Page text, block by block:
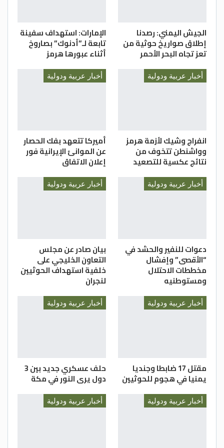
الجيش اليمني: رصدنا
إطلاق صواريخ حوثية من
تعز تجاه البحر الأحمر
الإمارات: استهداف سفينة
تابعة لـ”أدنوك” بصاروخ
أثناء عبورها هرمز
أخبار عربية ودولية
انفراج وشيك لأزمة هرمز
وواشنطن تتخوف من
نتائج عكسية للتصعيد
أخبار عربية ودولية
أميركا تتعهد بفك الحصار
عن الموانئ الإيرانية فور
إعلان الاتفاق
أخبار عربية ودولية
دعوات للنفير والحشد في
“الأقصى” وإفشال
مخططات الاحتلال
ومستوطنيه
أخبار عربية ودولية
بيان صادر عن مجلس
التعاون الخليجي على
خلفية استهداف الحوثيين
لنجران
أخبار عربية ودولية
مقتل 17 ضابطا وجنديا
يمنيا في هجوم للحوثيين
أخبار عربية ودولية
حلف عسكري جديد بين 3
دول يرى النور في مكة
أخبار عربية ودولية أخبار عربية ودولية